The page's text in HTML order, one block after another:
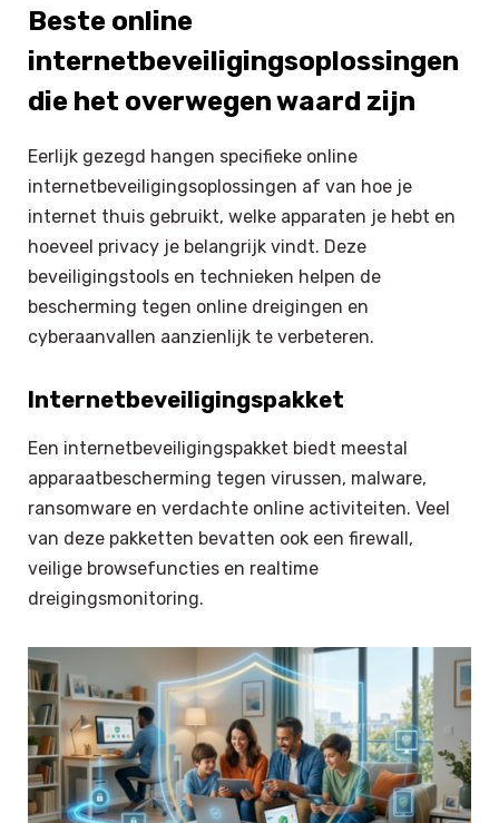
Beste online
internetbeveiligingsoplossingen
die het overwegen waard zijn
Eerlijk gezegd hangen specifieke online
internetbeveiligingsoplossingen af van hoe je
internet thuis gebruikt, welke apparaten je hebt en
hoeveel privacy je belangrijk vindt. Deze
beveiligingstools en technieken helpen de
bescherming tegen online dreigingen en
cyberaanvallen aanzienlijk te verbeteren.
Internetbeveiligingspakket
Een internetbeveiligingspakket biedt meestal
apparaatbescherming tegen virussen, malware,
ransomware en verdachte online activiteiten. Veel
van deze pakketten bevatten ook een firewall,
veilige browsefuncties en realtime
dreigingsmonitoring.